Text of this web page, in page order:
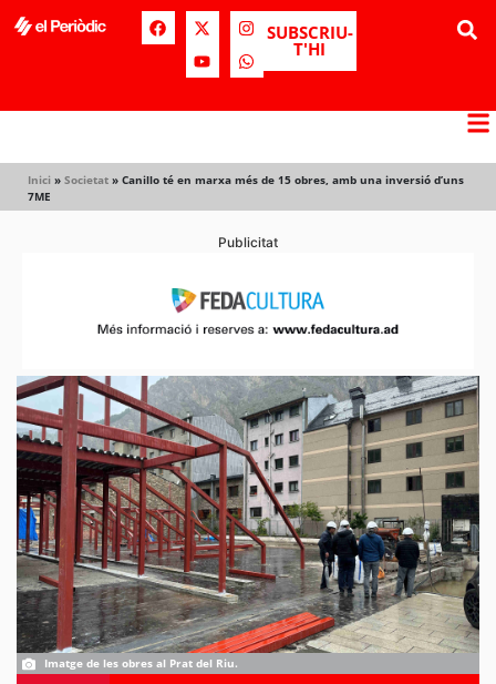
SUBSCRIU-
T'HI
Inici » Societat » Canillo té en marxa més de 15 obres, amb una inversió d’uns
7ME
Publicitat
Imatge de les obres al Prat del Riu.